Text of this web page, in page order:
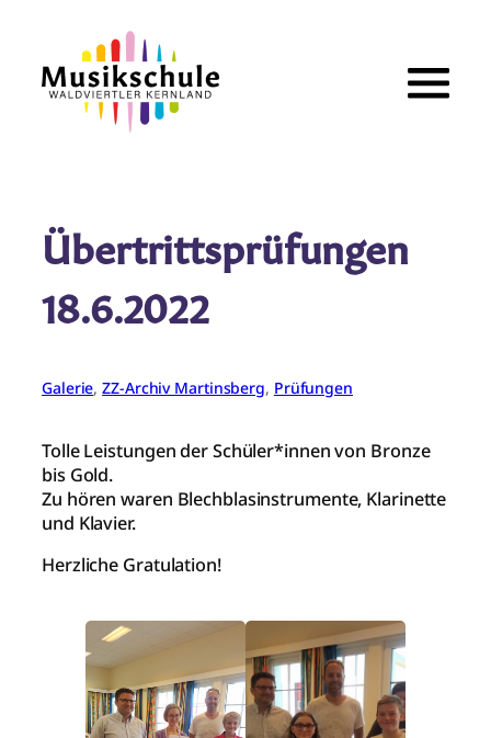
springen
Übertrittsprüfungen
18.6.2022
Galerie, ZZ-Archiv Martinsberg, Prüfungen
Tolle Leistungen der Schüler*innen von Bronze
bis Gold.
Zu hören waren Blechblasinstrumente, Klarinette
und Klavier.
Herzliche Gratulation!